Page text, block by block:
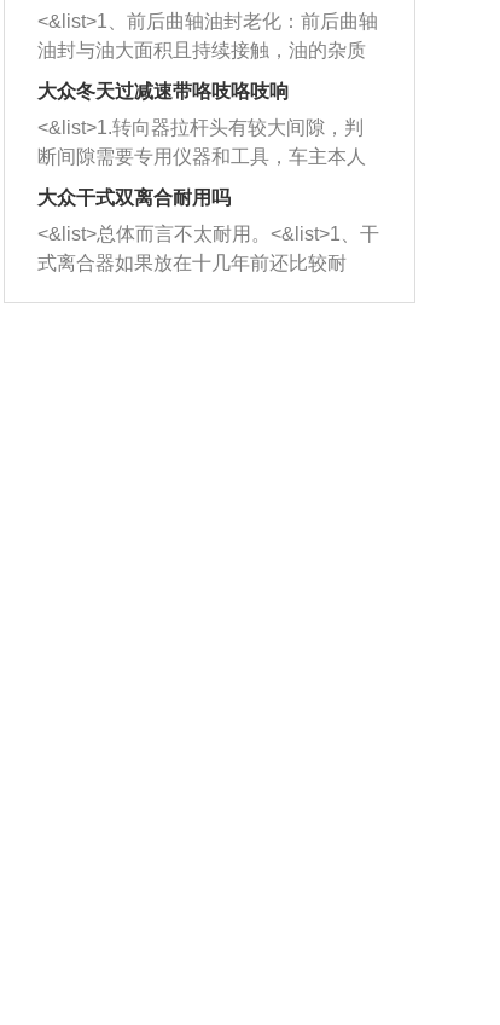
西取出来。但如果是因为积碳过多引起
的堵塞，就需要将三元催化器泡在草酸
洗剂对堵塞的情况得到解决，将清洗剂
放在燃油箱中，与燃油混合后，车辆启
动时，就可以和汽油一起进入到燃烧
室，最后形成废气排出，就可以让三元
催化器得到清洗，排气管堵塞的情况就
能够得到解决。
一圈半的练习，往右同样也要打相同的
圈数。 <&list>3、最后强调要反复练
习，这样就可以形成肌肉记忆，在真实
驾驶车辆时，不需要记忆也能打好方
向。
<&list>1、前后曲轴油封老化：前后曲轴
油封与油大面积且持续接触，油的杂质
和发动机内持续温度变化使其密封效果
逐渐减弱，导致渗油或漏油。<&list>2、
活塞间隙过大：积碳会使活塞环与缸体
的间隙扩大，导致机油流入燃烧室中，
造成烧机油。<&list>3、机油粘度。使用
机油粘度过小的话，同样会有烧机油现
象，机油粘度过小具有很好的流动性，
大众冬天过减速带咯吱咯吱响
<&list>1.转向器拉杆头有较大间隙，判
断间隙需要专用仪器和工具，车主本人
无法制作，需要将车辆送到修理厂或4s
店；<&list>2.车辆半轴套管防尘罩破
裂，破裂后会出现漏油现象，使半轴磨
损严重，磨损的半轴容易损坏，产生异
响；<&list>3.稳定器的转向胶套和球头
大众干式双离合耐用吗
<&list>总体而言不太耐用。<&list>1、干
式离合器如果放在十几年前还比较耐